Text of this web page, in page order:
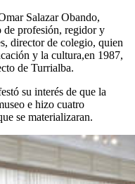
Salazar Obando,
de profesión, regidor y
director de colegio, quien
y la cultura,en 1987,
de Turrialba.
su interés de que la
e hizo cuatro
se materializaran.